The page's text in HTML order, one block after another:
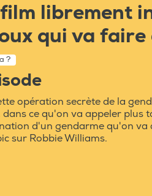
librement
qui va faire
?
opération secrète de la
dans ce qu'on va appeler plus
d'un gendarme qu'on va
sur Robbie Williams.